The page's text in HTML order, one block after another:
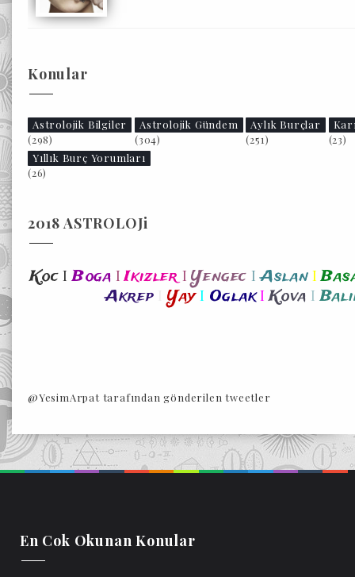
Konular
Astrolojik Bilgiler
(298)
Astrolojik Gündem
(304)
Aylık Burçlar
(251)
(23)
Yıllık Burç Yorumları
(26)
2018 ASTROLOJi
Koc I Boga I Ikizler I Yengec I Aslan I
Akrep
Yay I Oglak I Kova I
@YesimArpat tarafından gönderilen tweetler
En Cok Okunan Konular